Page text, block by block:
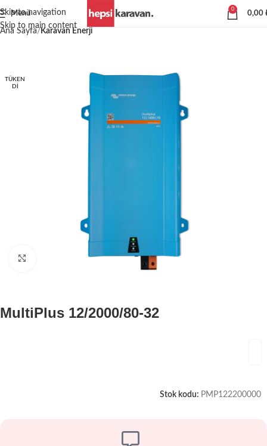
Skip to navigation
Skip to main content
Menü
0
0,00
Ana Sayfa Karavan Enerji
TÜKEN
DI
Büyütmek için tıklayın
MultiPlus 12/2000/80-32
Stok kodu: PMP122200000